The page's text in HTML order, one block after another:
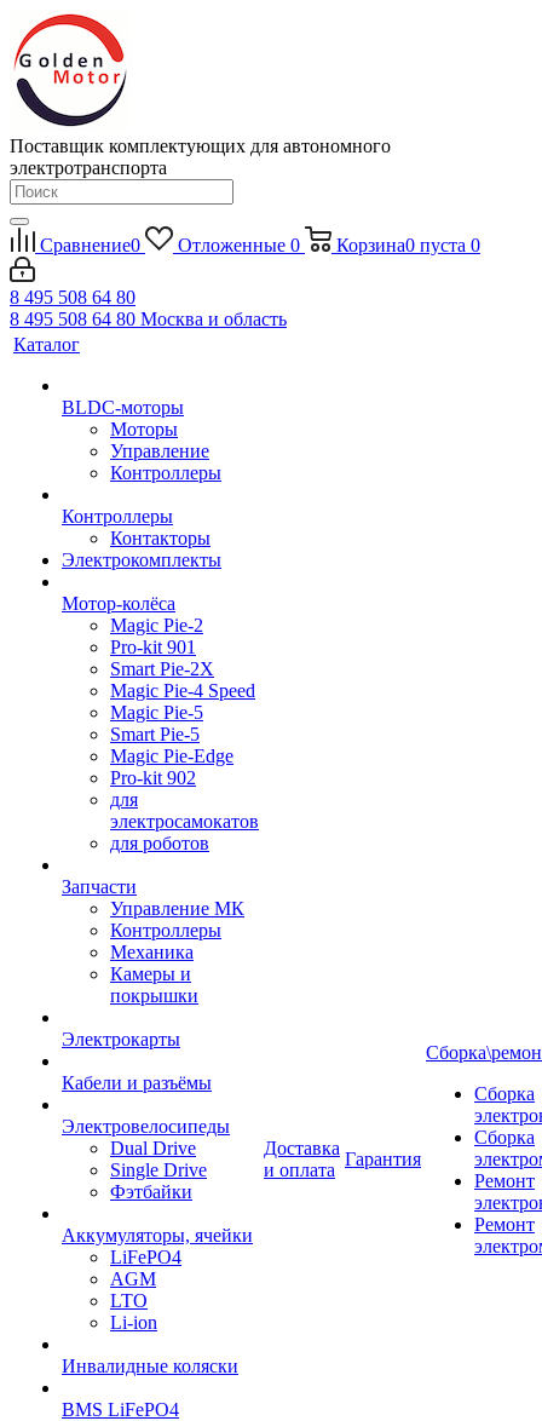
Поставщик комплектующих для автономного
электротранспорта
Сравнение0 Отложенные 0 Корзина0 пуста 0
8 495 508 64 80
8 495 508 64 80 Москва и область
Каталог
BLDC-моторы
Моторы
Управление
Контроллеры
Контроллеры
Контакторы
Электрокомплекты
Мотор-колёса
Magic Pie-2
Pro-kit 901
Smart Pie-2X
Magic Pie-4 Speed
Magic Pie-5
Smart Pie-5
Magic Pie-Edge
Pro-kit 902
для
электросамокатов
для роботов
Запчасти
Управление МК
Контроллеры
Механика
Камеры и
покрышки
Электрокарты
Кабели и разъёмы
Электровелосипеды
Dual Drive
Single Drive
Фэтбайки
Аккумуляторы, ячейки
LiFePO4
AGM
LTO
Li-ion
Инвалидные коляски
BMS LiFePO4
Доставка
и оплата
Гарантия
Сборка
Сборка
Ремонт
Ремонт